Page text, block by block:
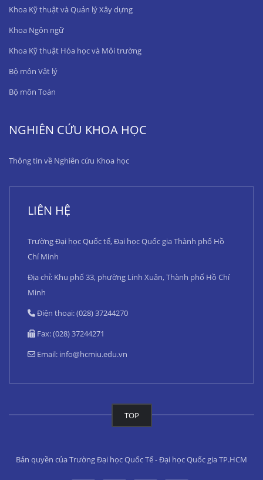
Khoa Kỹ thuật và Quản lý Xây dựng
Khoa Ngôn ngữ
Khoa Kỹ thuật Hóa học và Môi trường
Bộ môn Vật lý
Bộ môn Toán
NGHIÊN CỨU KHOA HỌC
Thông tin về Nghiên cứu Khoa học
LIÊN HỆ
Trường Đại học Quốc tế, Đại học Quốc gia Thành phố Hồ
Chí Minh
Địa chỉ: Khu phố 33, phường Linh Xuân, Thành phố Hồ Chí
Minh
Điện thoại: (028) 37244270
Fax: (028) 37244271
Email: info@hcmiu.edu.vn
TOP
Bản quyền của Trường Đại học Quốc Tế - Đại học Quốc gia TP.HCM